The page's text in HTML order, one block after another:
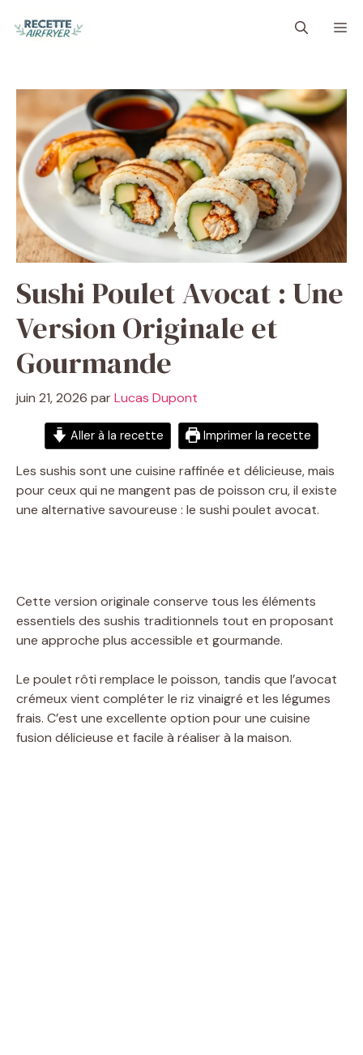
Sushi Poulet Avocat : Une
Version Originale et
Gourmande
juin 21, 2026 parLucas Dupont
Aller à la recette Imprimer la recette
Les sushis sont une cuisine raffinée et délicieuse, mais
pour ceux qui ne mangent pas de poisson cru, il existe
une alternative savoureuse : le sushi poulet avocat.
Cette version originale conserve tous les éléments
essentiels des sushis traditionnels tout en proposant
une approche plus accessible et gourmande.
Le poulet rôti remplace le poisson, tandis que l’avocat
crémeux vient compléter le riz vinaigré et les légumes
frais. C’est une excellente option pour une cuisine
fusion délicieuse et facile à réaliser à la maison.